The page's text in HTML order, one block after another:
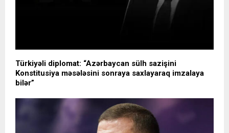
Türkiyəli diplomat: “Azərbaycan sülh sazişini
Konstitusiya məsələsini sonraya saxlayaraq imzalaya
bilər”